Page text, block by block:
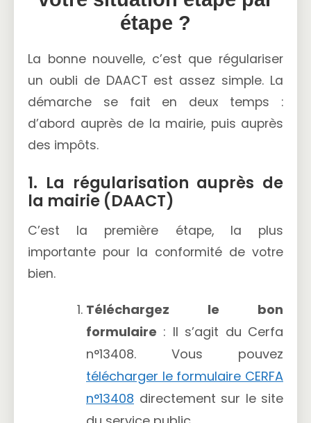
étape ?
La bonne nouvelle, c’est que régulariser
un oubli de DAACT est assez simple. La
démarche se fait en deux temps :
d’abord auprès de la mairie, puis auprès
des impôts.
1. La régularisation auprès de
la mairie (DAACT)
C’est la première étape, la plus
importante pour la conformité de votre
bien.
Téléchargez le bon
formulaire : Il s’agit du Cerfa
n°13408. Vous pouvez
télécharger le formulaire CERFA
n°13408 directement sur le site